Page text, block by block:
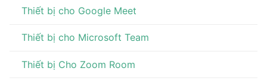
Thiết bị cho Google Meet
Thiết bị cho Microsoft Team
Thiết bị Cho Zoom Room